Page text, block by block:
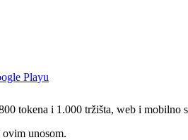
tokena i 1.000 tržišta, web i mobilno
unosom.